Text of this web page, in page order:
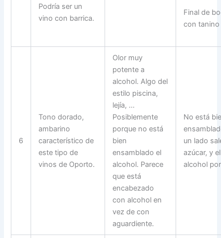
Podría ser un
vino con barrica.
Final de
con tanino
6
Tono dorado,
ambarino
característico de
este tipo de
vinos de Oporto.
Olor muy
potente a
alcohol. Algo del
estilo piscina,
lejía, …
Posiblemente
porque no está
bien
ensamblado el
alcohol. Parece
que está
encabezado
con alcohol en
vez de con
aguardiente.
No está
un lado
azúcar, y el
alcohol